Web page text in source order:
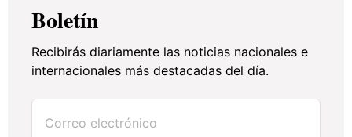
Boletín
Recibirás diariamente las noticias nacionales e
internacionales más destacadas del día.